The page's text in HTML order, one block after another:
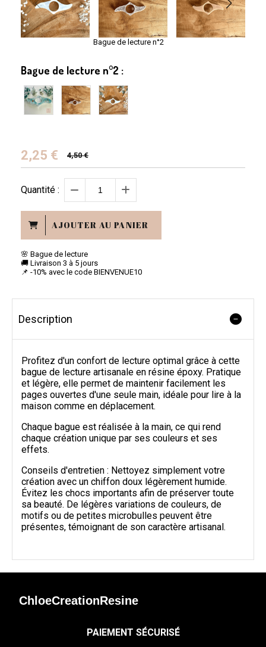
Bague de lecture n°2
Bague de lecture n°2 :
2,25 € 4,50 €
Quantité :
AJOUTER AU PANIER
🌸 Bague de lecture
🚚 Livraison 3 à 5 jours
📌 -10% avec le code BIENVENUE10
Description
Profitez d'un confort de lecture optimal grâce à cette
bague de lecture artisanale en résine époxy. Pratique
et légère, elle permet de maintenir facilement les
pages ouvertes d'une seule main, idéale pour lire à la
maison comme en déplacement.
Chaque bague est réalisée à la main, ce qui rend
chaque création unique par ses couleurs et ses
effets.
Conseils d'entretien : Nettoyez simplement votre
création avec un chiffon doux légèrement humide.
Évitez les chocs importants afin de préserver toute
sa beauté. De légères variations de couleurs, de
motifs ou de petites microbulles peuvent être
présentes, témoignant de son caractère artisanal.
ChloeCreationResine
PAIEMENT SÉCURISÉ